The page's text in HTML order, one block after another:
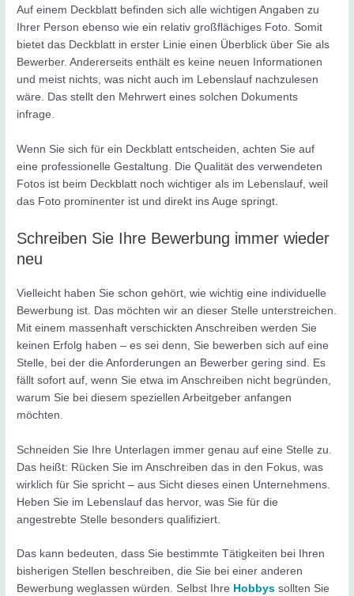
Auf einem Deckblatt befinden sich alle wichtigen Angaben zu
Ihrer Person ebenso wie ein relativ großflächiges Foto. Somit
bietet das Deckblatt in erster Linie einen Überblick über Sie als
Bewerber. Andererseits enthält es keine neuen Informationen
und meist nichts, was nicht auch im Lebenslauf nachzulesen
wäre. Das stellt den Mehrwert eines solchen Dokuments
infrage.
Wenn Sie sich für ein Deckblatt entscheiden, achten Sie auf
eine professionelle Gestaltung. Die Qualität des verwendeten
Fotos ist beim Deckblatt noch wichtiger als im Lebenslauf, weil
das Foto prominenter ist und direkt ins Auge springt.
Schreiben Sie Ihre Bewerbung immer wieder
neu
Vielleicht haben Sie schon gehört, wie wichtig eine individuelle
Bewerbung ist. Das möchten wir an dieser Stelle unterstreichen.
Mit einem massenhaft verschickten Anschreiben werden Sie
keinen Erfolg haben – es sei denn, Sie bewerben sich auf eine
Stelle, bei der die Anforderungen an Bewerber gering sind. Es
fällt sofort auf, wenn Sie etwa im Anschreiben nicht begründen,
warum Sie bei diesem speziellen Arbeitgeber anfangen
möchten.
Schneiden Sie Ihre Unterlagen immer genau auf eine Stelle zu.
Das heißt: Rücken Sie im Anschreiben das in den Fokus, was
wirklich für Sie spricht – aus Sicht dieses einen Unternehmens.
Heben Sie im Lebenslauf das hervor, was Sie für die
angestrebte Stelle besonders qualifiziert.
Das kann bedeuten, dass Sie bestimmte Tätigkeiten bei Ihren
bisherigen Stellen beschreiben, die Sie bei einer anderen
Bewerbung weglassen würden. Selbst Ihre Hobbys sollten Sie